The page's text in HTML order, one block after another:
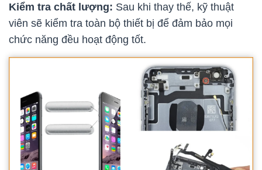
Kiểm tra chất lượng: Sau khi thay thế, kỹ thuật
viên sẽ kiểm tra toàn bộ thiết bị để đảm bảo mọi
chức năng đều hoạt động tốt.